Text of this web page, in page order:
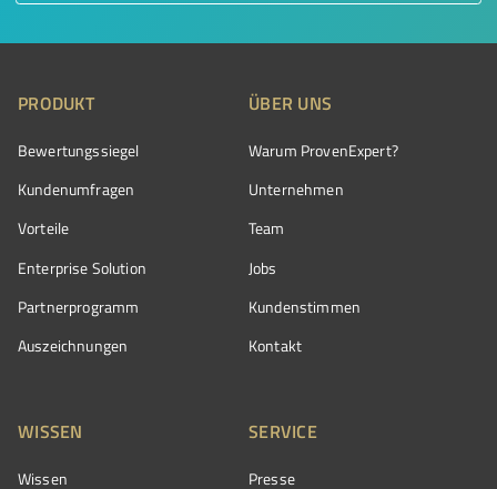
PRODUKT
Bewertungssiegel
Kundenumfragen
Vorteile
Enterprise Solution
Partnerprogramm
Auszeichnungen
ÜBER UNS
Warum ProvenExpert?
Unternehmen
Team
Jobs
Kundenstimmen
Kontakt
WISSEN
Wissen
SERVICE
Presse